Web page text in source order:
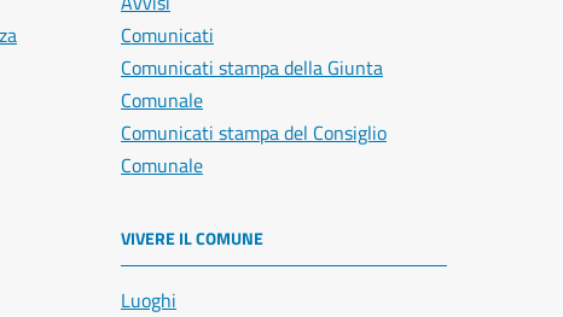
Comunicati
Comunicati stampa della Giunta
Comunale
Comunicati stampa del Consiglio
Comunale
VIVERE IL COMUNE
Luoghi